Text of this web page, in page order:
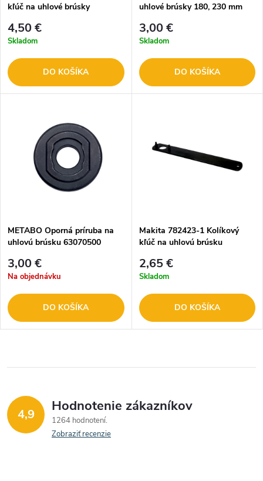
kľúč na uhlové brúsky
4,50 €
Skladom
DO KOŠÍKA
uhlové brúsky 180, 230 mm
3,00 €
Skladom
DO KOŠÍKA
METABO Oporná príruba na
uhlovú brúsku 63070500
3,00 €
Na objednávku
DO KOŠÍKA
Makita 782423-1 Kolíkový
kľúč na uhlovú brúsku
2,65 €
Skladom
DO KOŠÍKA
4,9 Hodnotenie zákazníkov
1264 hodnotení
Zobraziť recenzie